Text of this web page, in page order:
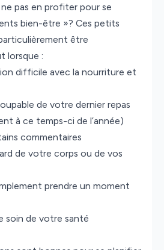
pas en profiter pour se
bien-être »? Ces petits
être
lorsque :
difficile avec la nourriture et
de votre dernier repas
à ce temps-ci de l’année)
commentaires
de votre corps ou de vos
prendre un moment
soin de votre santé